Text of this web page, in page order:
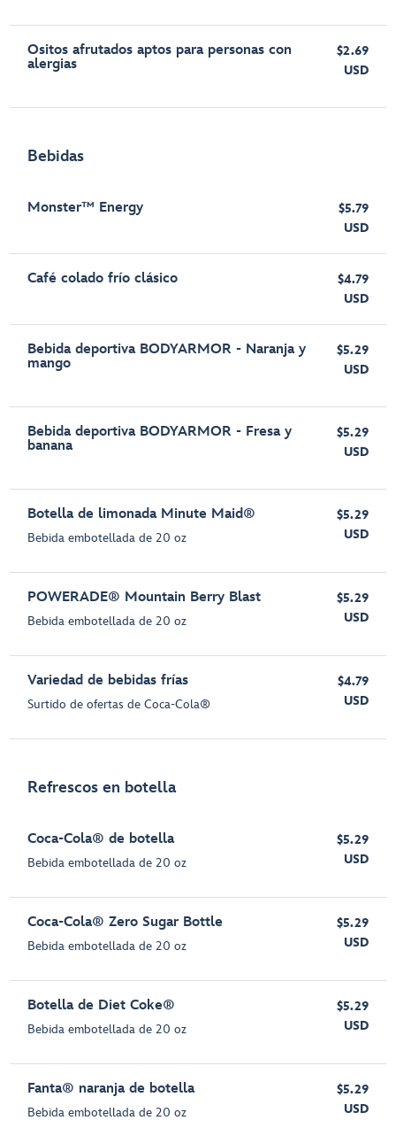
Ositos afrutados aptos para personas con
alergias
$2.69
USD
Bebidas
Monster™ Energy
$5.79
USD
Café colado frío clásico
$4.79
USD
Bebida deportiva BODYARMOR - Naranja y
mango
$5.29
USD
Bebida deportiva BODYARMOR - Fresa y
banana
$5.29
USD
Botella de limonada Minute Maid®
Bebida embotellada de 20 oz
$5.29
USD
POWERADE® Mountain Berry Blast
Bebida embotellada de 20 oz
$5.29
USD
Variedad de bebidas frías
Surtido de ofertas de Coca-Cola®
$4.79
USD
Refrescos en botella
Coca-Cola® de botella
Bebida embotellada de 20 oz
$5.29
USD
Coca-Cola® Zero Sugar Bottle
Bebida embotellada de 20 oz
$5.29
USD
Botella de Diet Coke®
Bebida embotellada de 20 oz
$5.29
USD
Fanta® naranja de botella
Bebida embotellada de 20 oz
$5.29
USD